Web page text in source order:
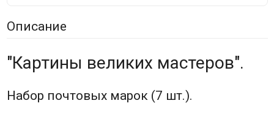
Описание
"Картины великих мастеров".
Набор почтовых марок (7 шт.).